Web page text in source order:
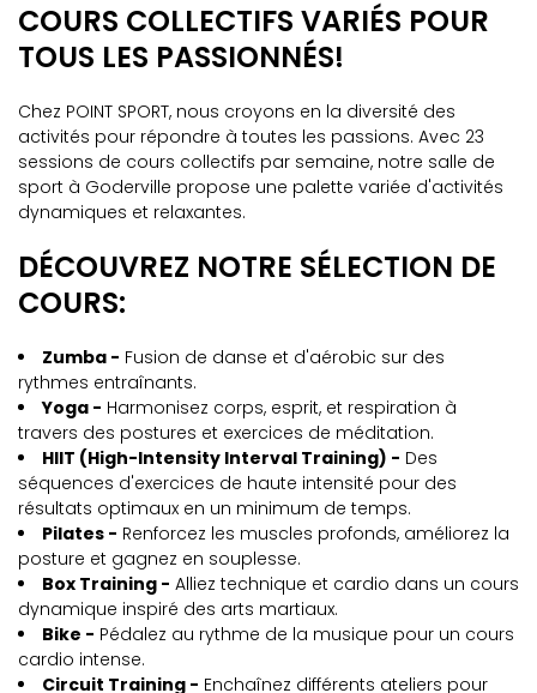
COURS COLLECTIFS VARIÉS POUR
TOUS LES PASSIONNÉS!
Chez POINT SPORT, nous croyons en la diversité des
activités pour répondre à toutes les passions. Avec 23
sessions de cours collectifs par semaine, notre salle de
sport à Goderville propose une palette variée d'activités
dynamiques et relaxantes.
DÉCOUVREZ NOTRE SÉLECTION DE
COURS:
Zumba - Fusion de danse et d'aérobic sur des
rythmes entraînants.
Yoga - Harmonisez corps, esprit, et respiration à
travers des postures et exercices de méditation.
HIIT (High-Intensity Interval Training) - Des
séquences d'exercices de haute intensité pour des
résultats optimaux en un minimum de temps.
Pilates - Renforcez les muscles profonds, améliorez la
posture et gagnez en souplesse.
Box Training - Alliez technique et cardio dans un cours
dynamique inspiré des arts martiaux.
Bike - Pédalez au rythme de la musique pour un cours
cardio intense.
Circuit Training - Enchaînez différents ateliers pour